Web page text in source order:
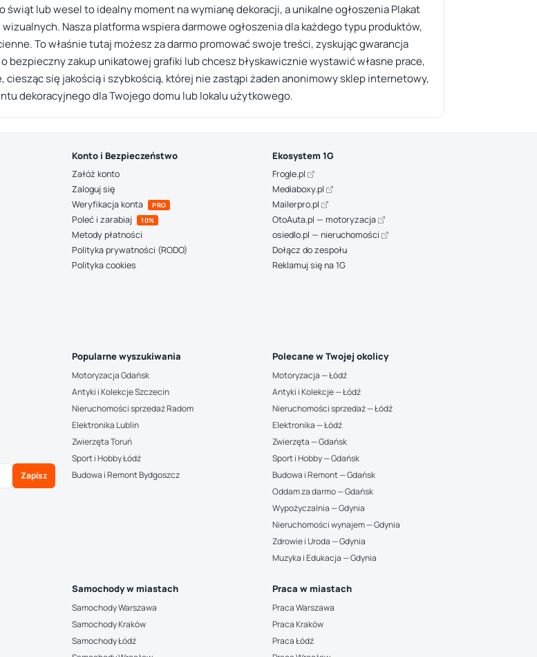
lub wesel to idealny moment na wymianę dekoracji, a unikalne ogłoszenia Plakat
Nasza platforma wspiera darmowe ogłoszenia dla każdego typu produktów,
To właśnie tutaj możesz za darmo promować swoje treści, zyskując gwarancja
zakup unikatowej grafiki lub chcesz błyskawicznie wystawić własne prace,
ciesząc się jakością i szybkością, której nie zastąpi żaden anonimowy sklep internetowy,
dekoracyjnego dla Twojego domu lub lokalu użytkowego.
Konto i Bezpieczeństwo
Załóż konto
Zaloguj się
Weryfikacja konta
PRO
Poleć i zarabiaj 10%
Metody płatności
Polityka prywatności (RODO)
Polityka cookies
Ekosystem 1G
Frogle.pl
Mediaboxy.pl
Mailerpro.pl
OtoAuta.pl — motoryzacja
osiedlo.pl — nieruchomości
Dołącz do zespołu
Reklamuj się na 1G
Zapisz
Popularne wyszukiwania
Motoryzacja Gdańsk
Antyki i Kolekcje Szczecin
Nieruchomości sprzedaż Radom
Elektronika Lublin
Zwierzęta Toruń
Sport i Hobby Łódź
Budowa i Remont Bydgoszcz
Polecane w Twojej okolicy
Motoryzacja — Łódź
Antyki i Kolekcje — Łódź
Nieruchomości sprzedaż — Łódź
Elektronika — Łódź
Zwierzęta — Gdańsk
Sport i Hobby — Gdańsk
Budowa i Remont — Gdańsk
Oddam za darmo — Gdańsk
Wypożyczalnia — Gdynia
Nieruchomości wynajem — Gdynia
Zdrowie i Uroda — Gdynia
Muzyka i Edukacja — Gdynia
Samochody w miastach
Samochody Warszawa
Samochody Kraków
Samochody Łódź
Praca w miastach
Praca Warszawa
Praca Kraków
Praca Łódź